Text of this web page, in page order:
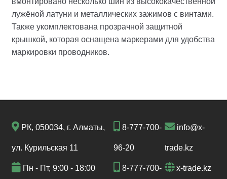
лужёной латуни и металлических зажимов с винтами.
Также укомплектована прозрачной защитной
крышкой, которая оснащена маркерами для удобства
маркировки проводников.
РК, 050034, г. Алматы,
ул. Курильская 11
Пн - Пт, 9:00 - 18:00
8-777-700-
96-20
8-777-700-
info@x-
trade.kz
x-trade.kz